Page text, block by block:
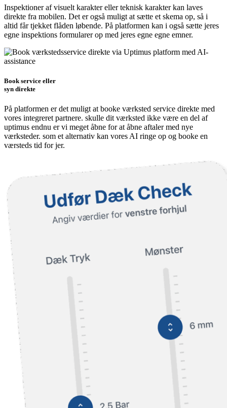
Inspektioner af visuelt karakter eller teknisk karakter kan laves
direkte fra mobilen. Det er også muligt at sætte et skema op, så i
altid får tjekket flåden løbende. På platformen kan i også sætte jeres
egne inspektions formularer op med jeres egne egne emner.
Book service eller
syn direkte
På platformen er det muligt at booke værksted service direkte med
vores integreret partnere. skulle dit værksted ikke være en del af
uptimus endnu er vi meget åbne for at åbne aftaler med nye
værksteder. som et alternativ kan vores AI ringe op og booke en
værsteds tid for jer.